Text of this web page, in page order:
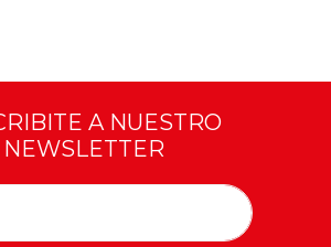
A NUESTRO
NEWSLETTER